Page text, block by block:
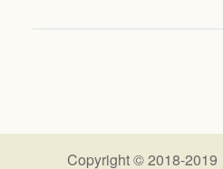
Copyright © 2018-